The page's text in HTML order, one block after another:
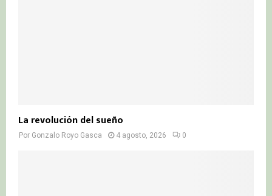
La revolución del sueño
Por Gonzalo Royo Gasca 4 agosto, 2026 0